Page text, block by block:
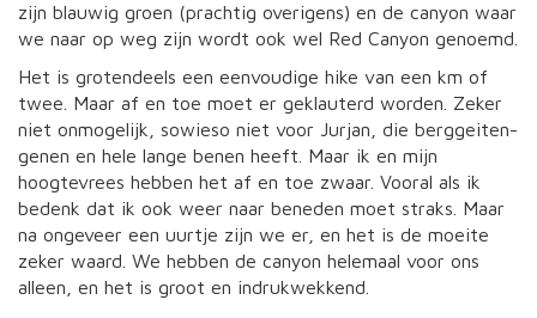
zijn blauwig groen (prachtig overigens) en de canyon waar
we naar op weg zijn wordt ook wel Red Canyon genoemd.
Het is grotendeels een eenvoudige hike van een km of
twee. Maar af en toe moet er geklauterd worden. Zeker
niet onmogelijk, sowieso niet voor Jurjan, die berggeiten-
genen en hele lange benen heeft. Maar ik en mijn
hoogtevrees hebben het af en toe zwaar. Vooral als ik
bedenk dat ik ook weer naar beneden moet straks. Maar
na ongeveer een uurtje zijn we er, en het is de moeite
zeker waard. We hebben de canyon helemaal voor ons
alleen, en het is groot en indrukwekkend.